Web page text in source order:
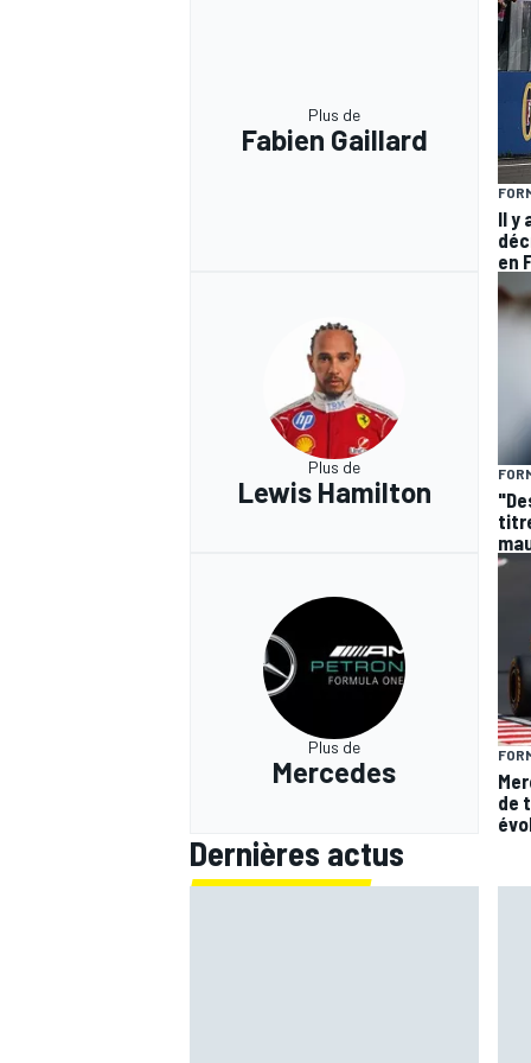
Plus de
Fabien Gaillard
Il y
en
Plus de
Lewis Hamilton
Plus de
Mercedes
de
Dernières actus